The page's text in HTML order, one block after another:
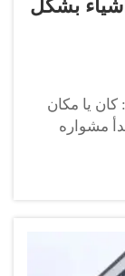
بشكل
يا مكان
مشواره
جاك على